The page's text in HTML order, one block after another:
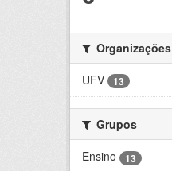
Organizações
UFV
13
Grupos
Ensino
13